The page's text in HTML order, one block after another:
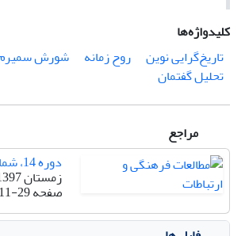
کلیدواژه‌ها
تاریخ‌گرایی نوین
روح زمانه شورش
تحلیل گفتمان
مراجع
دوره 14، شماره 53
زمستان 1397
صفحه11-29